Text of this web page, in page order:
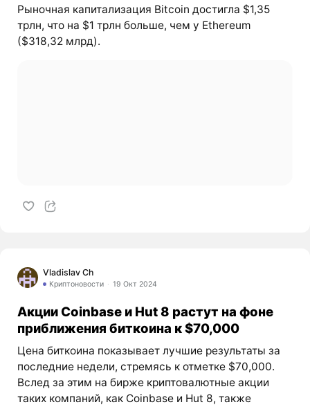
Рыночная капитализация Bitcoin достигла $1,35
трлн, что на $1 трлн больше, чем у Ethereum
($318,32 млрд).
Vladislav Ch
Криптоновости 19 Окт 2024
Акции Coinbase и Hut 8 растут на фоне
приближения биткоина к $70,000
Цена биткоина показывает лучшие результаты за
последние недели, стремясь к отметке $70,000.
Вслед за этим на бирже криптовалютные акции
таких компаний, как Coinbase и Hut 8, также